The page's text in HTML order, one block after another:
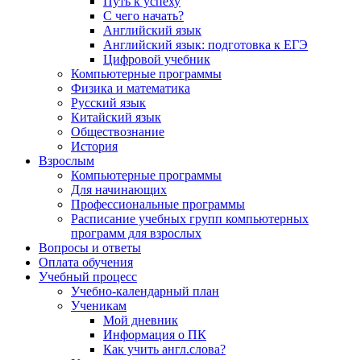
С чего начать?
Английский язык
Английский язык: подготовка к ЕГЭ
Цифровой учебник
Компьютерные программы
Физика и математика
Русский язык
Китайский язык
Обществознание
История
Взрослым
Компьютерные программы
Для начинающих
Профессиональные программы
Расписание учебных групп компьютерных
программ для взрослых
Вопросы и ответы
Оплата обучения
Учебный процесс
Учебно-календарный план
Ученикам
Мой дневник
Информация о ПК
Как учить англ.слова?